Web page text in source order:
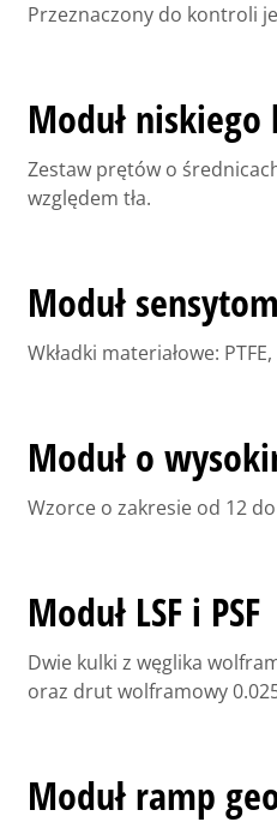
Przeznaczony do kontroli
Moduł
Zestaw prętów o
względem tła.
Moduł
Wkładki materiałowe:
Moduł o
Wzorce o zakresie od 12
Moduł LSF i PSF
Dwie kulki z węglika
oraz drut wolframowy
Moduł ramp